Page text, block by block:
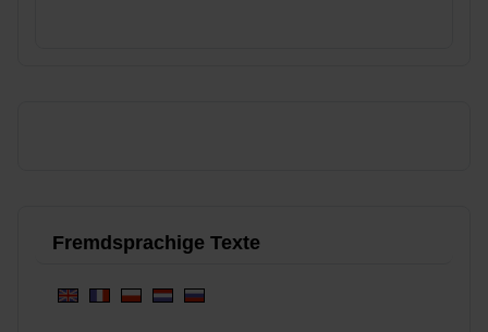
Fremdsprachige Texte